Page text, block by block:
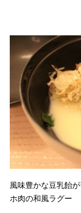
風味豊かな豆乳飴
ホ肉の和風ラグー